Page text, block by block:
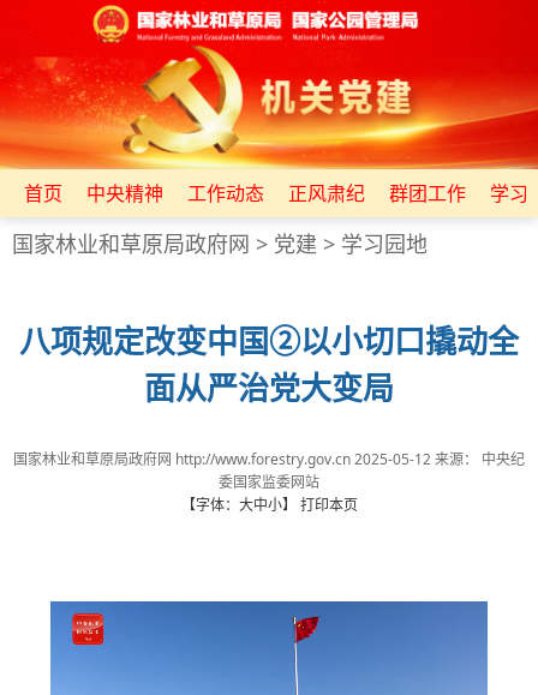
首页 中央精神 工作动态 正风肃纪 群团工作 学习
国家林业和草原局政府网 > 党建 > 学习园地
八项规定改变中国②以小切口撬动全
面从严治党大变局
国家林业和草原局政府网 http://www.forestry.gov.cn2025-05-12来源： 中央纪
委国家监委网站
【字体： 大中小】 打印本页